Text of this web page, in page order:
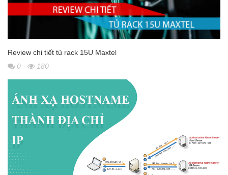
Review chi tiết tủ rack 15U Maxtel
0 - 180